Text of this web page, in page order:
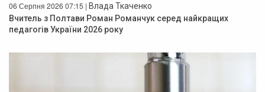
06 Серпня 2026 07:15 | Влада Ткаченко
Вчитель з Полтави Роман Романчук серед найкращих
педагогів України 2026 року